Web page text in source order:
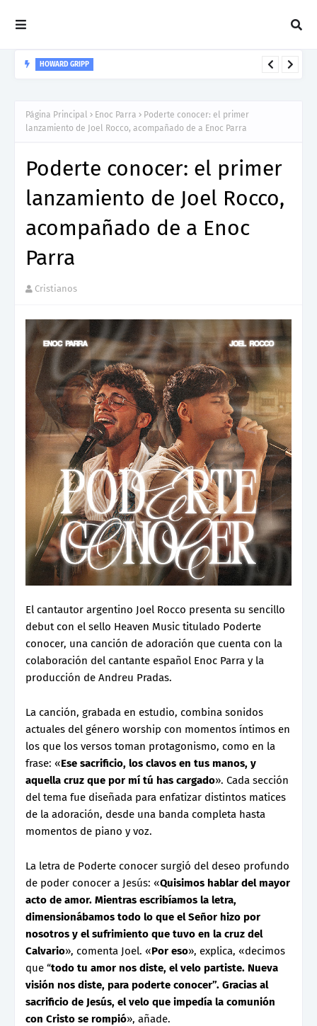
HOWARD GRIPP
Página Principal Enoc Parra
Poderte conocer: el primer
lanzamiento de Joel Rocco, acompañado de a Enoc Parra
Poderte conocer: el primer
lanzamiento de Joel Rocco,
acompañado de a Enoc
Parra
Cristianos
El cantautor argentino Joel Rocco presenta su sencillo
debut con el sello Heaven Music titulado Poderte
conocer, una canción de adoración que cuenta con la
colaboración del cantante español Enoc Parra y la
producción de Andreu Pradas.
La canción, grabada en estudio, combina sonidos
actuales del género worship con momentos íntimos en
los que los versos toman protagonismo, como en la
frase: «Ese sacrificio, los clavos en tus manos, y
aquella cruz que por mí tú has cargado». Cada sección
del tema fue diseñada para enfatizar distintos matices
de la adoración, desde una banda completa hasta
momentos de piano y voz.
La letra de Poderte conocer surgió del deseo profundo
de poder conocer a Jesús: «Quisimos hablar del mayor
acto de amor. Mientras escribíamos la letra,
dimensionábamos todo lo que el Señor hizo por
nosotros y el sufrimiento que tuvo en la cruz del
Calvario», comenta Joel. «Por eso», explica, «decimos
que “todo tu amor nos diste, el velo partiste. Nueva
visión nos diste, para poderte conocer”. Gracias al
sacrificio de Jesús, el velo que impedía la comunión
con Cristo se rompió», añade.